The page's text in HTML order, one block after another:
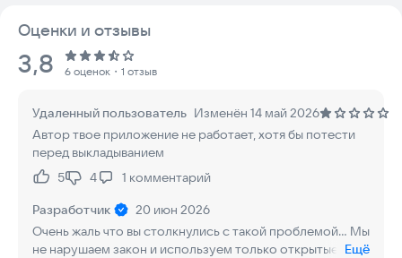
Приложение не требует авторизации, работает через
официальный VK API и полностью безопасно.
• Добавление пользователей по ID или ссылке на профиль
• Автоматическое обновление данных через VK API
• Отображение подробной информации:
— текущий статус (онлайн / офлайн)
— время последнего входа
— платформа входа (Android, iPhone, ПК и др.)
— имя и аватар
Оценки и отзывы
Рейтинг:
3,8 6 оценок ・1 отзыв
Удаленный пользователь Изменён 14 май 2026
Автор твое приложение не работает, хотя бы потести
перед выкладыванием
Нравится:
5Не нравится:
4 1 комментарий
Разработчик
20 июн 2026
Очень жаль что вы столкнулись с такой проблемой... Мы
не нарушаем закон и используем только открытые
Ещё